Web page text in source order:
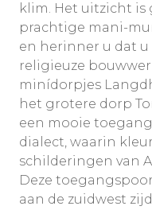
klim. Het uitzicht is
prachtige mani-
en herinner u dat u
religieuze
minídorpjes
het grotere dorp
een mooie
dialect, waarin
schilderingen van
Deze
aan de zuidwest